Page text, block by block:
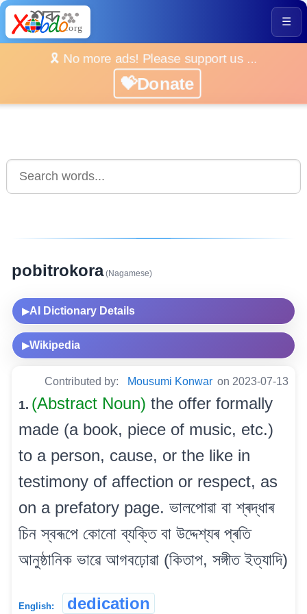
☰
🎗️ No more ads! Please support us ...
💝Donate
pobitrokora(Nagamese)
▶AI Dictionary Details
▶Wikipedia
Contributed by: Mousumi Konwar on 2023-07-13
1. (Abstract Noun) the offer formally
made (a book, piece of music, etc.)
to a person, cause, or the like in
testimony of affection or respect, as
on a prefatory page. ভালপোৱা বা শ্ৰদ্ধাৰ
চিন স্বৰূপে কোনো ব্যক্তি বা উদ্দেশ্যৰ প্ৰতি
আনুষ্ঠানিক ভাৱে আগবঢ়োৱা (কিতাপ, সঙ্গীত ইত্যাদি)
English: dedication